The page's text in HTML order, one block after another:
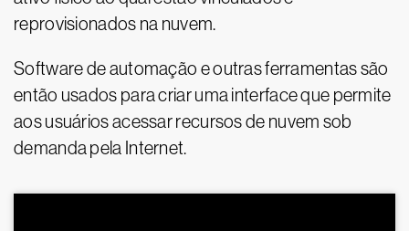
reprovisionados na nuvem.
Software de automação e outras ferramentas são
então usados para criar uma interface que permite
aos usuários acessar recursos de nuvem sob
demanda pela Internet.